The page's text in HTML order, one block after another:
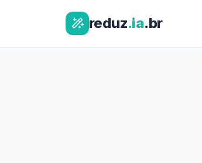
reduz.ia.br